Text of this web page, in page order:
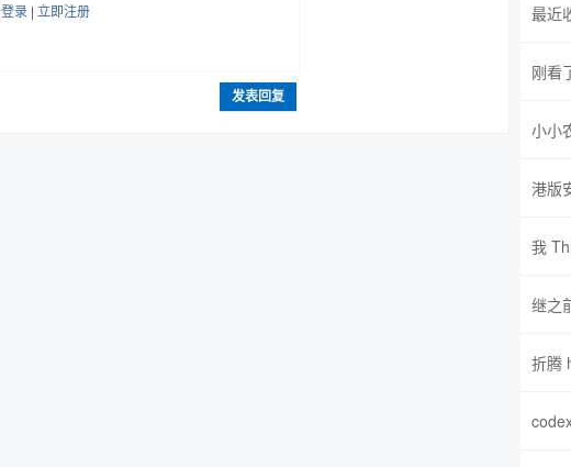
登录 | 立即注册
发表回复
最近
刚看
小小
港版
我
继之
折腾